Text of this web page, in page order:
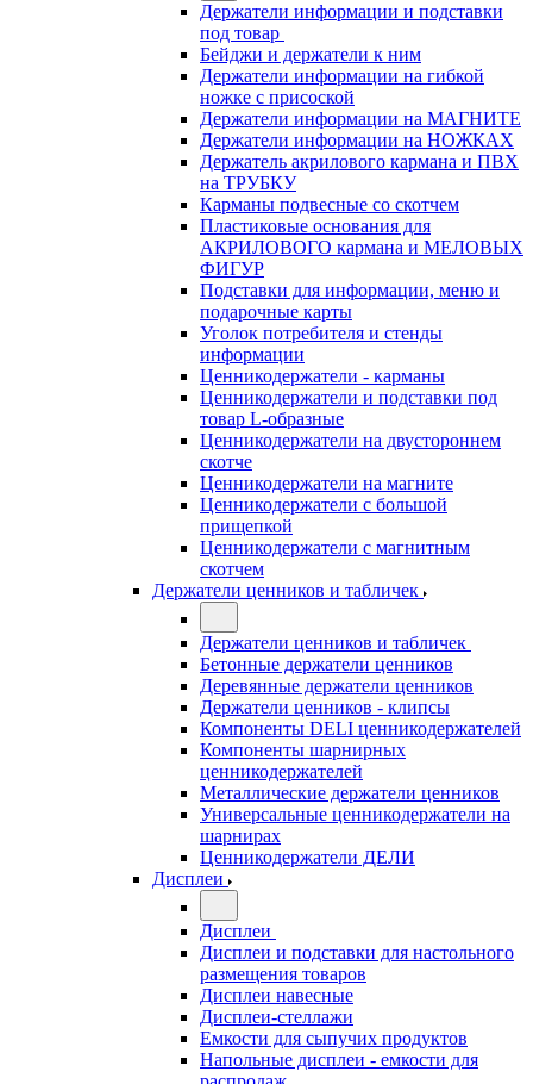
Держатели информации и подставки
под товар
Бейджи и держатели к ним
Держатели информации на гибкой
ножке с присоской
Держатели информации на МАГНИТЕ
Держатели информации на НОЖКАХ
Держатель акрилового кармана и ПВХ
на ТРУБКУ
Карманы подвесные со скотчем
Пластиковые основания для
АКРИЛОВОГО кармана и МЕЛОВЫХ
ФИГУР
Подставки для информации, меню и
подарочные карты
Уголок потребителя и стенды
информации
Ценникодержатели - карманы
Ценникодержатели и подставки под
товар L-образные
Ценникодержатели на двустороннем
скотче
Ценникодержатели на магните
Ценникодержатели с большой
прищепкой
Ценникодержатели с магнитным
скотчем
Держатели ценников и табличек
Держатели ценников и табличек
Бетонные держатели ценников
Деревянные держатели ценников
Держатели ценников - клипсы
Компоненты DELI ценникодержателей
Компоненты шарнирных
ценникодержателей
Металлические держатели ценников
Универсальные ценникодержатели на
шарнирах
Ценникодержатели ДЕЛИ
Дисплеи
Дисплеи
Дисплеи и подставки для настольного
размещения товаров
Дисплеи навесные
Дисплеи-стеллажи
Емкости для сыпучих продуктов
Напольные дисплеи - емкости для